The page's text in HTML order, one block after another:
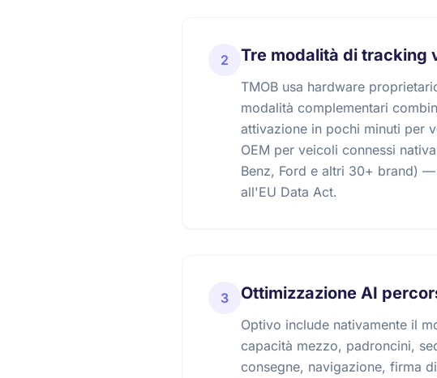
2 Tre modalità di tracking
TMOB usa hardware
modalità complementari
attivazione in pochi minuti per
OEM per veicoli connessi
Benz, Ford e altri 30+ brand)
all'EU Data Act.
3 Ottimizzazione AI
Optivo include nativamente il
capacità mezzo, padroncini,
consegne, navigazione, firma